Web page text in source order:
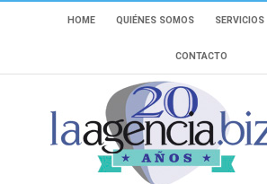
HOME QUIÉNES SOMOS SERVICIOS
CONTACTO